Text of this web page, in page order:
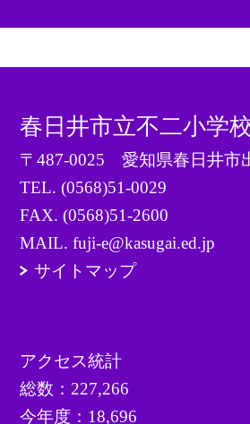
春日井市立不二小学
〒487-0025 愛知県春日井市
TEL.(0568)51-0029
FAX. (0568)51-2600
MAIL. fuji-e@kasugai.ed.jp
サイトマップ
アクセス統計
総数： 227,266
今年度： 18,696